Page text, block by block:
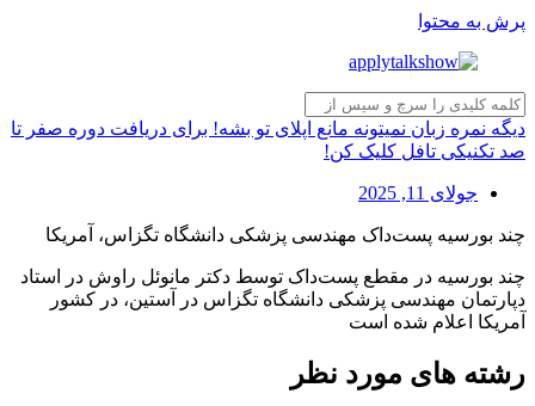
پرش به محتوا
دیگه نمره زبان نمیتونه مانع اپلای تو بشه! برای دریافت دوره صفر تا
صد تکنیکی تافل کلیک کن!
جولای 11, 2025
چند بورسیه پست‌داک مهندسی پزشکی دانشگاه تگزاس، آمریکا
چند بورسیه در مقطع پست‌داک توسط دکتر مانوئل راوش در استاد
دپارتمان مهندسی پزشکی دانشگاه تگزاس در آستین، در کشور
آمریکا اعلام شده است
رشته های مورد نظر